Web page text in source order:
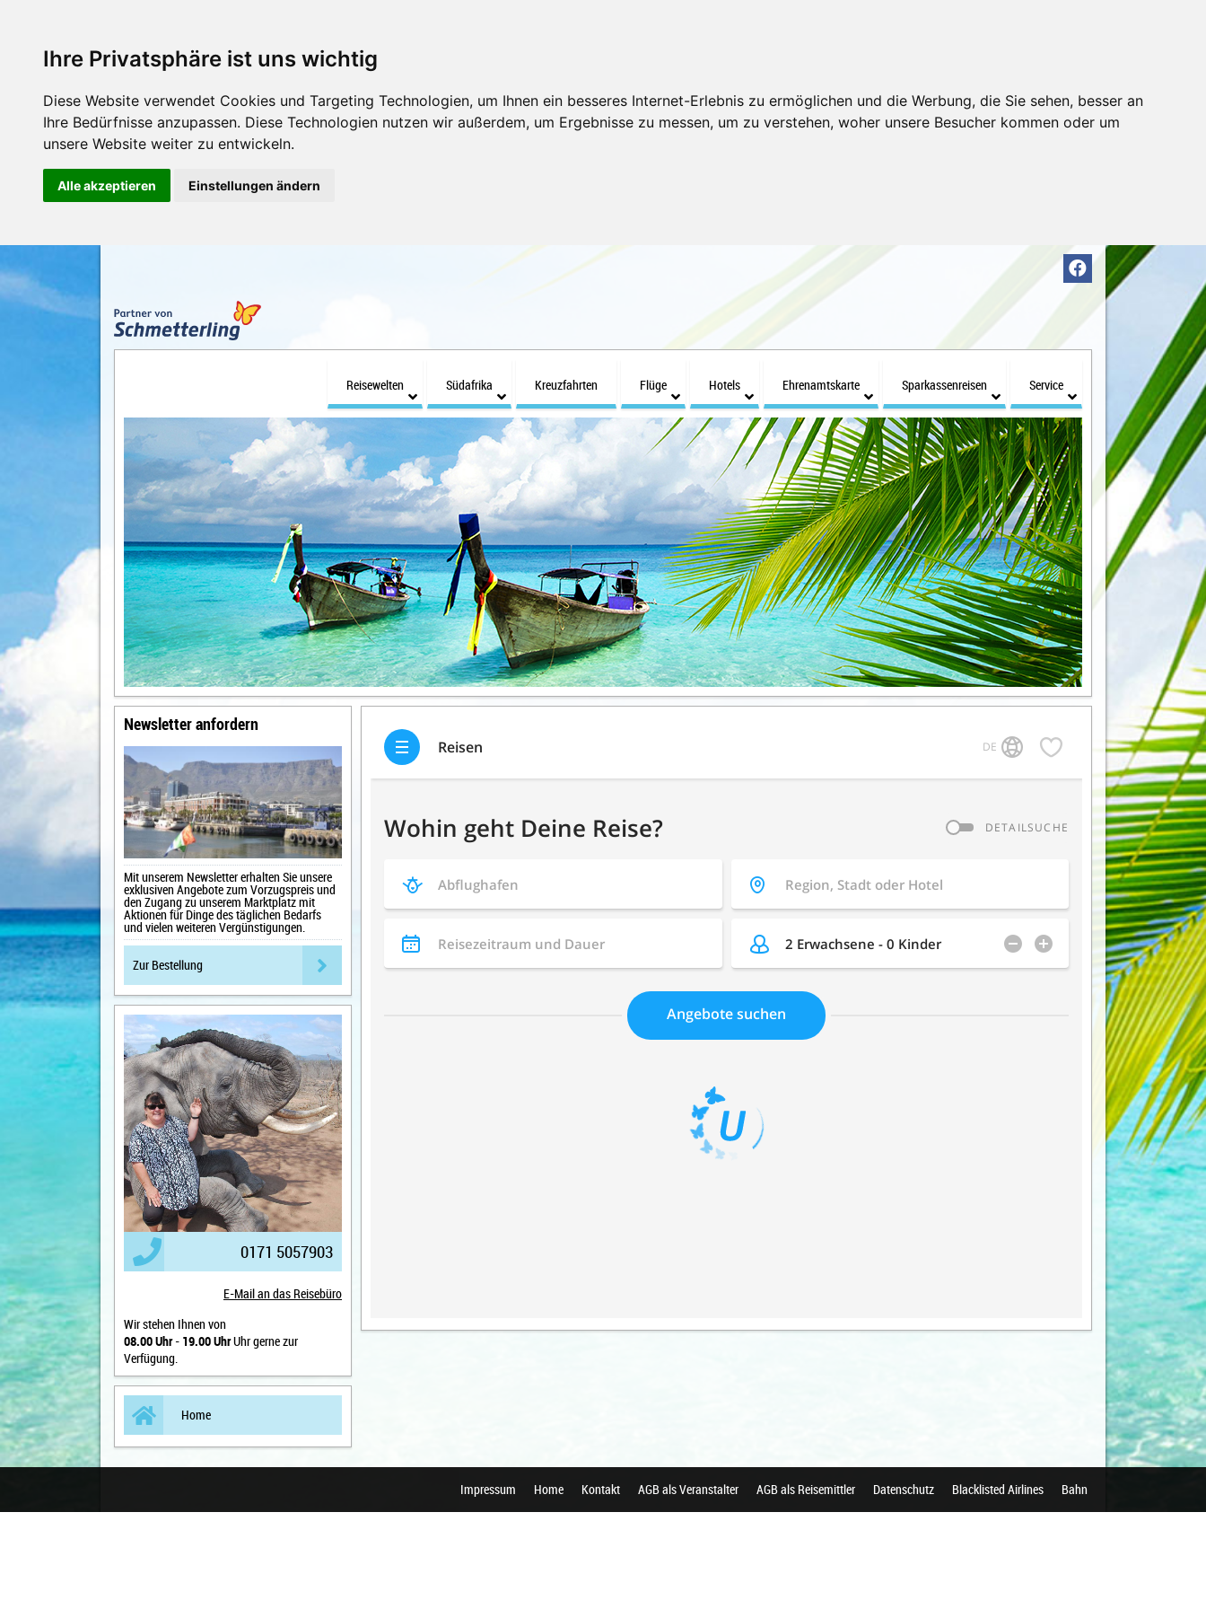
Ihre Privatsphäre ist uns wichtig
Diese Website verwendet Cookies und Targeting Technologien, um Ihnen ein besseres Internet-Erlebnis zu ermöglichen und die Werbung, die Sie sehen, besser an
Ihre Bedürfnisse anzupassen. Diese Technologien nutzen wir außerdem, um Ergebnisse zu messen, um zu verstehen, woher unsere Besucher kommen oder um
unsere Website weiter zu entwickeln.
Alle akzeptieren Einstellungen ändern
Reisewelten Südafrika Kreuzfahrten Flüge Hotels Ehrenamtskarte Sparkassenreisen Service
Newsletter anfordern
Mit unserem Newsletter erhalten Sie unsere
exklusiven Angebote zum Vorzugspreis und
den Zugang zu unserem Marktplatz mit
Aktionen für Dinge des täglichen Bedarfs
und vielen weiteren Vergünstigungen.
Zur Bestellung
0171 5057903
E-Mail an das Reisebüro
Wir stehen Ihnen von
08.00 Uhr- 19.00 UhrUhr gerne zur
Verfügung.
Home
Impressum Home Kontakt AGB als Veranstalter AGB als Reisemittler Datenschutz Blacklisted Airlines Bahn